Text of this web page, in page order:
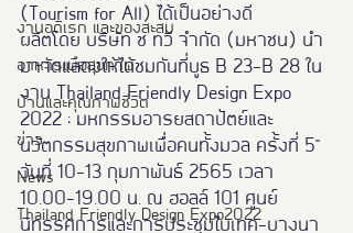
งานอดิเรก และของสะสม
อาหารเพือสุขภาพ
บ้านและคุณภาพชีวิต
ข่าว
News
Thailand Friendly Design Expo2022
(Tourism for All) ได้เป็นอย่างดี
ผลิตโดย บริษัท ช ทวี จำกัด (มหาชน) นำ
มาจัดแสดงให้ได้ชมกันที่บูธ B 23-B 28 ใน
งาน Thailand Friendly Design Expo
2022 : มหกรรมอารยสถาปัตย์และ
นวัตกรรมสุขภาพเพื่อคนทั้งมวล ครั้งที่ 5"
วันที่ 10-13 กุมภาพันธ์ 2565 เวลา
10.00-19.00 น. ณ ฮอลล์ 101 ศูนย์
นิทรรศการและการประชุมไบเทค-บางนา